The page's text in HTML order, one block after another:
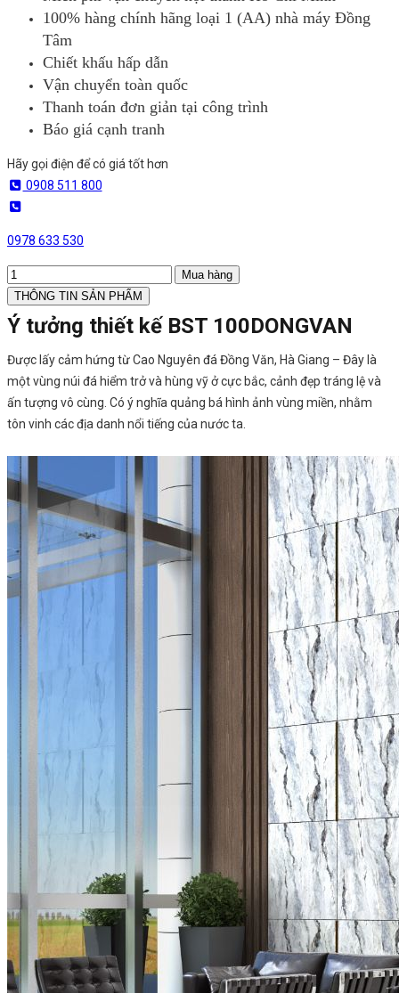
100% hàng chính hãng loại 1 (AA) nhà máy Đồng
Tâm
Chiết khấu hấp dẫn
Vận chuyển toàn quốc
Thanh toán đơn giản tại công trình
Báo giá cạnh tranh
Hãy gọi điện để có giá tốt hơn
0908 511 800
0978 633 530
Mua hàng
THÔNG TIN SẢN PHẨM
Ý tưởng thiết kế BST 100DONGVAN
Được lấy cảm hứng từ Cao Nguyên đá Đồng Văn, Hà Giang – Đây là
một vùng núi đá hiểm trở và hùng vỹ ở cực bắc, cảnh đẹp tráng lệ và
ấn tượng vô cùng. Có ý nghĩa quảng bá hình ảnh vùng miền, nhằm
tôn vinh các địa danh nổi tiếng của nước ta.